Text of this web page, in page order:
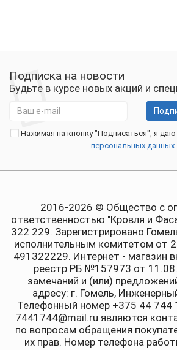
Подписка на новости
Будьте в курсе новых акций и
Нажимая на кнопку "Подписаться", я даю
персональных данных.
2016-2026 © Общество с
ответственностью "Кровля и
322 229. Зарегистрировано
исполнительным комитетом от
491322229. Интернет - магазин
реестр РБ №157973 от
замечаний и (или)
адресу: г. Гомель,
Телефонный номер +375 44 744
7441744@mail.ru являются
по вопросам обращения
их прав. Номер телефона